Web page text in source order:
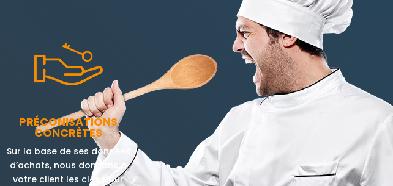
PRÉCONISATIONS
CONCRÈTES
Sur la base de ses données
d’achats, nous donnons à
votre client les clés pour